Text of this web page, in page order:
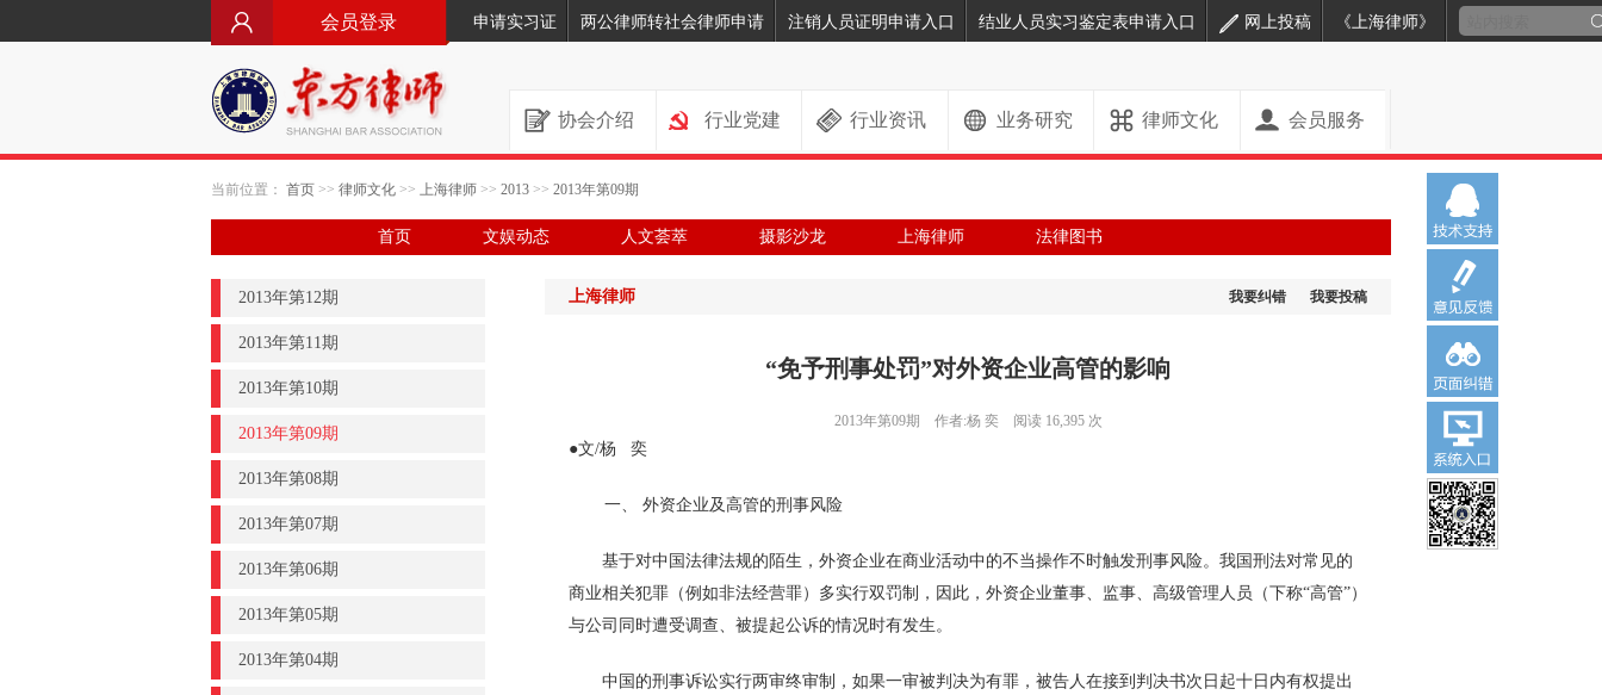
会员登录 申请实习证 两公律师转社会律师申请 注销人员证明申请入口 结业人员实习鉴定表申请入口 网上投稿 《上海律师》
协会介绍 行业党建 行业资讯 业务研究 律师文化 会员服务
当前位置： 首页 >> 律师文化 >> 上海律师 >> 2013 >> 2013年第09期
首页 文娱动态 人文荟萃 摄影沙龙 上海律师 法律图书
2013年第12期
2013年第11期
2013年第10期
2013年第09期
2013年第08期
2013年第07期
2013年第06期
2013年第05期
2013年第04期
我要投稿
我要纠错
上海律师
“免予刑事处罚”对外资企业高管的影响
2013年第09期 作者:杨 奕 阅读 16,395 次
●文/杨 奕
一、 外资企业及高管的刑事风险
基于对中国法律法规的陌生，外资企业在商业活动中的不当操作不时触发刑事风险。我国刑法对常见的
商业相关犯罪（例如非法经营罪）多实行双罚制，因此，外资企业董事、监事、高级管理人员（下称“高管”）
与公司同时遭受调查、被提起公诉的情况时有发生。
中国的刑事诉讼实行两审终审制，如果一审被判决为有罪，被告人在接到判决书次日起十日内有权提出